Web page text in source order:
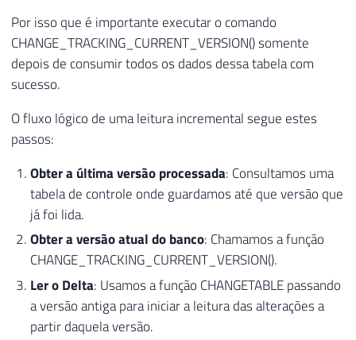
Por isso que é importante executar o comando
CHANGE_TRACKING_CURRENT_VERSION() somente
depois de consumir todos os dados dessa tabela com
sucesso.
O fluxo lógico de uma leitura incremental segue estes
passos:
Obter a última versão processada: Consultamos uma
tabela de controle onde guardamos até que versão que
já foi lida.
Obter a versão atual do banco: Chamamos a função
CHANGE_TRACKING_CURRENT_VERSION().
Ler o Delta: Usamos a função CHANGETABLE passando
a versão antiga para iniciar a leitura das alterações a
partir daquela versão.